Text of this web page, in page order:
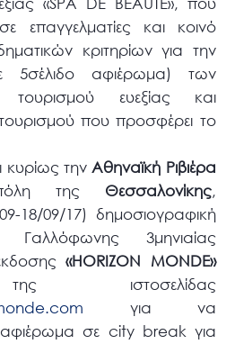
επαγγελματίες και κοινό
κριτηρίων για την
5σέλιδο αφιέρωμα) των
τουρισμού ευεξίας και
που προσφέρει το
κυρίως τηνΑθηναϊκή Ριβιέρα
της Θεσσαλονίκης,
18/09/17) δημοσιογραφική
3μηνιαίας
έκδοσης«HORIZON MONDE»
ιστοσελίδας
για να
αφιέρωμα σε city break για